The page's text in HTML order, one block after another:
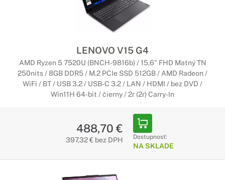
LENOVO V15 G4
AMD Ryzen 5 7520U (BNCH-9816b) / 15,6" FHD Matný TN
250nits / 8GB DDR5 / M.2 PCIe SSD 512GB / AMD Radeon /
WiFi / BT / USB 3.2 / USB-C 3.2 / LAN / HDMI / bez DVD /
Win11H 64-bit / čierny / 2r (2r) Carry-In
488,70 €
397,32 € bez DPH Dostupnosť:
NA SKLADE